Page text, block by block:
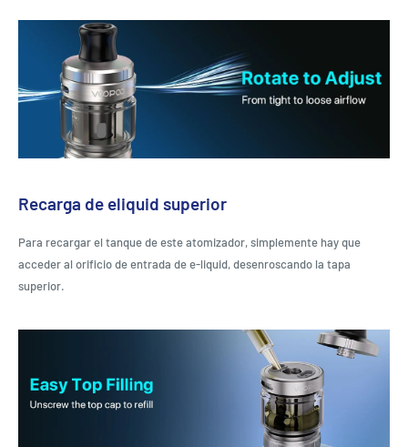
Recarga de eliquid superior
Para recargar el tanque de este atomizador, simplemente hay que
acceder al orificio de entrada de e-liquid, desenroscando la tapa
superior.